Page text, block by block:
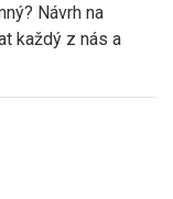
Návrh na
každý z nás a